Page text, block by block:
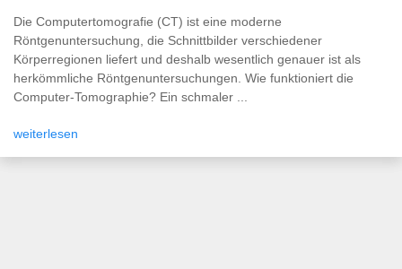
Die Computertomografie (CT) ist eine moderne
Röntgenuntersuchung, die Schnittbilder verschiedener
Körperregionen liefert und deshalb wesentlich genauer ist als
herkömmliche Röntgenuntersuchungen. Wie funktioniert die
Computer-Tomographie? Ein schmaler ...
weiterlesen